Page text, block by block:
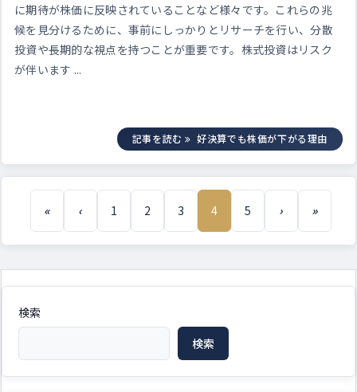
に期待が株価に反映されていることなど様々です。これらの兆
候を見分けるために、事前にしっかりとリサーチを行い、分散
投資や長期的な視点を持つことが重要です。株式投資はリスク
が伴います ...
記事を読む 好決算でも株価が下がる理由
« ‹ 1 2 3 4 5 › »
検索
検索